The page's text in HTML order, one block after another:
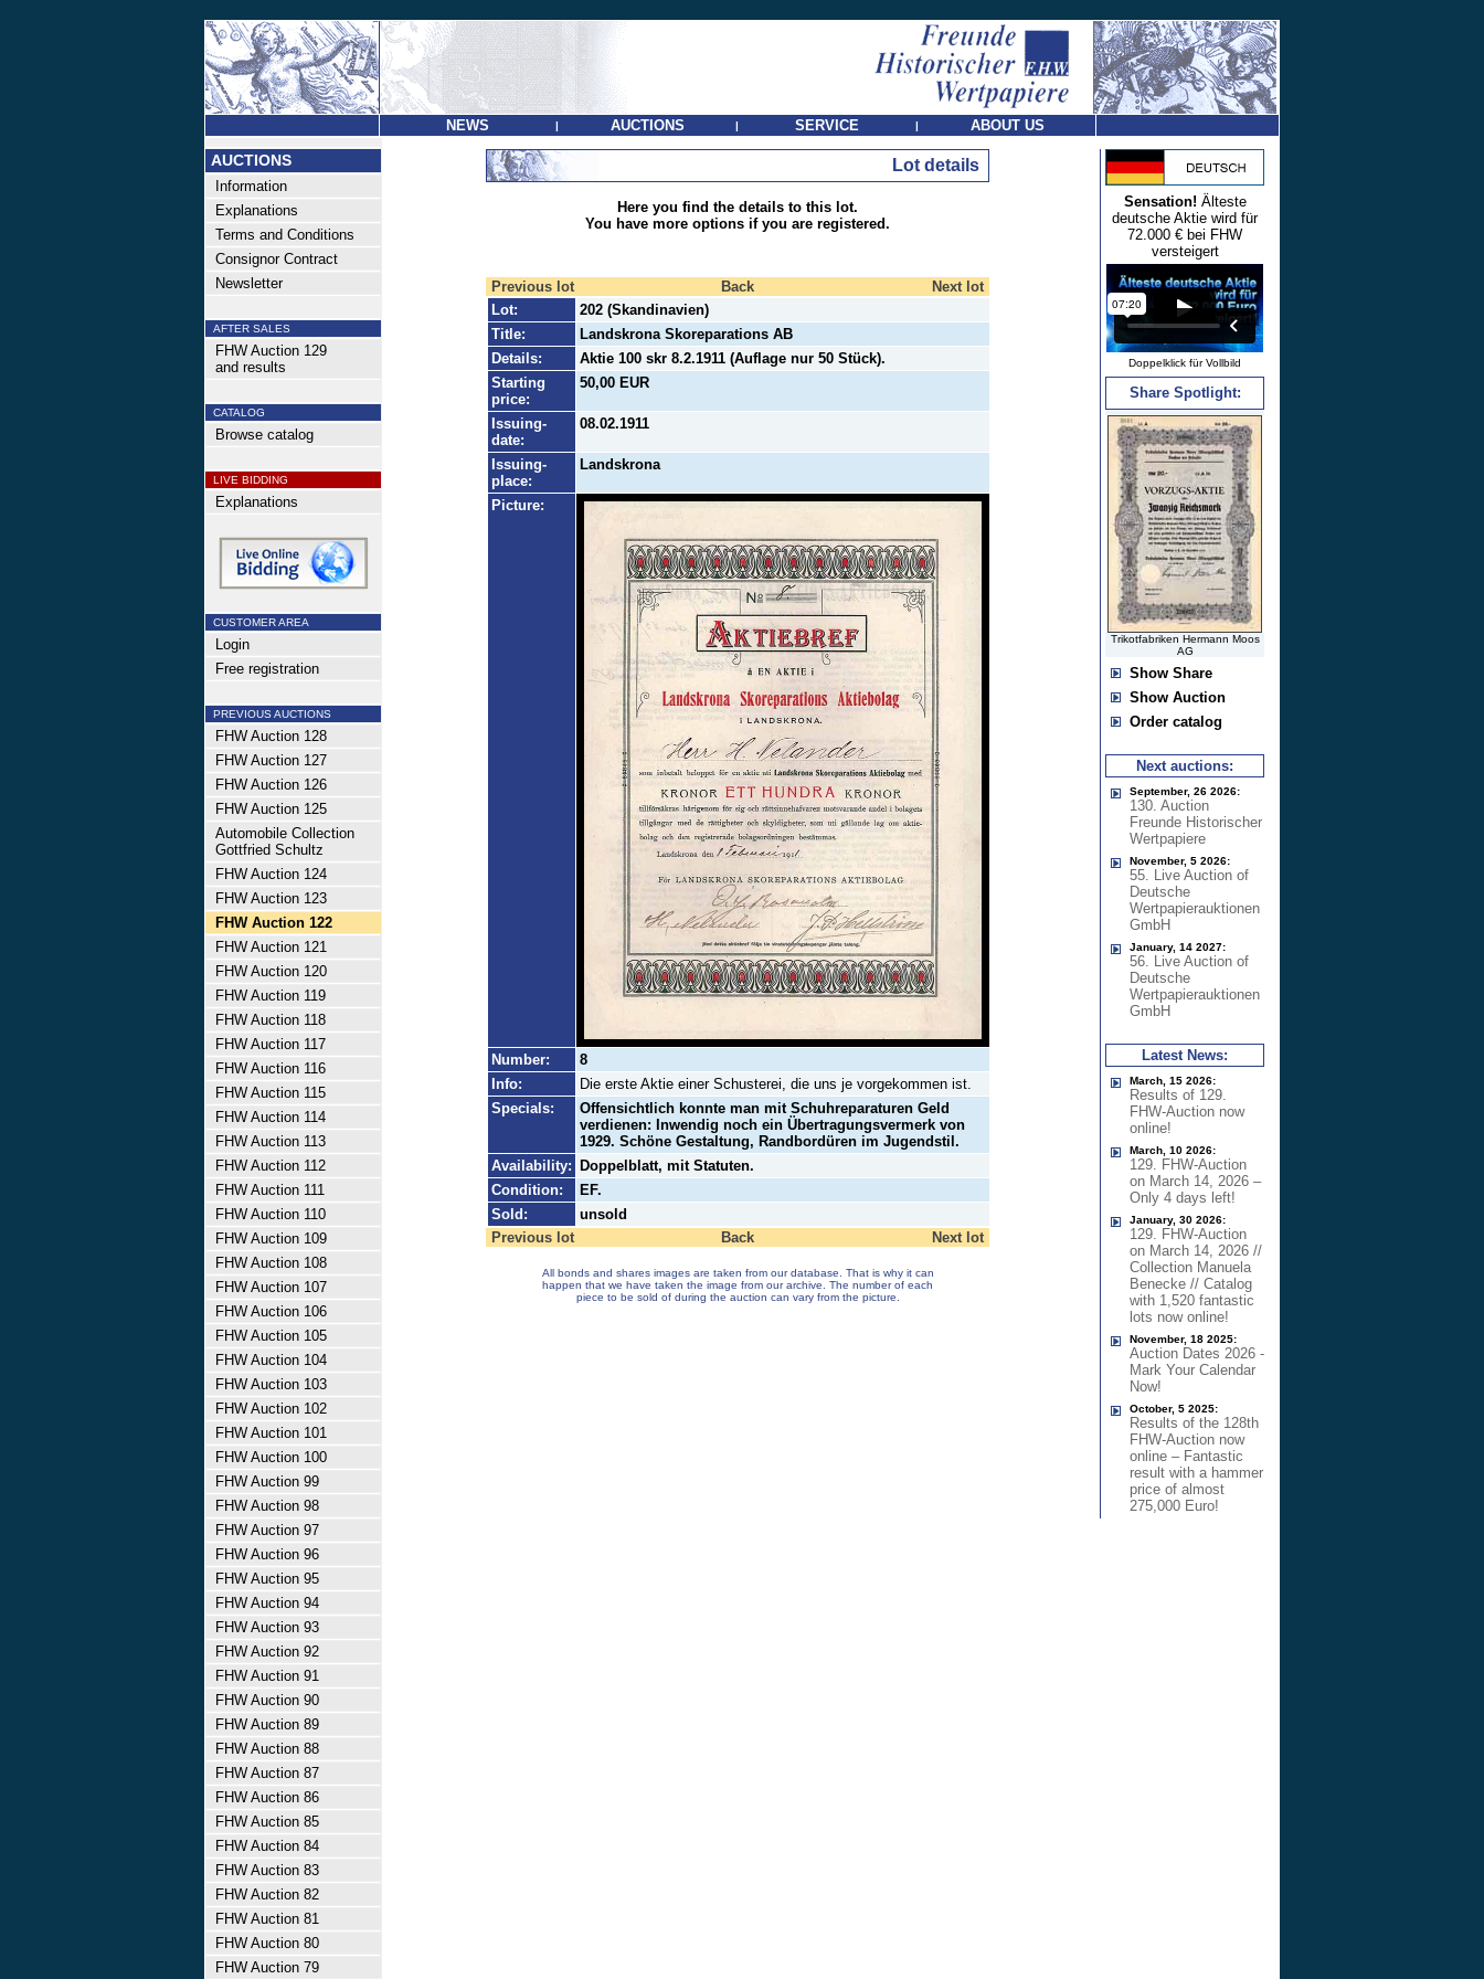
NEWS | AUCTIONS | SERVICE | ABOUT US
AUCTIONS
Information
Explanations
Terms and Conditions
Consignor Contract
Newsletter
AFTER SALES
FHW Auction 129
and results
CATALOG
Browse catalog
LIVE BIDDING
Explanations
CUSTOMER AREA
Login
Free registration
PREVIOUS AUCTIONS
FHW Auction 128
FHW Auction 127
FHW Auction 126
FHW Auction 125
Automobile Collection
Gottfried Schultz
FHW Auction 124
FHW Auction 123
FHW Auction 122
FHW Auction 121
FHW Auction 120
FHW Auction 119
FHW Auction 118
FHW Auction 117
FHW Auction 116
FHW Auction 115
FHW Auction 114
FHW Auction 113
FHW Auction 112
FHW Auction 111
FHW Auction 110
FHW Auction 109
FHW Auction 108
FHW Auction 107
FHW Auction 106
FHW Auction 105
FHW Auction 104
FHW Auction 103
FHW Auction 102
FHW Auction 101
FHW Auction 100
FHW Auction 99
FHW Auction 98
FHW Auction 97
FHW Auction 96
FHW Auction 95
FHW Auction 94
FHW Auction 93
FHW Auction 92
FHW Auction 91
FHW Auction 90
FHW Auction 89
FHW Auction 88
FHW Auction 87
FHW Auction 86
FHW Auction 85
FHW Auction 84
FHW Auction 83
FHW Auction 82
FHW Auction 81
FHW Auction 80
FHW Auction 79
Lot details
Here you find the details to this lot.
You have more options if you are registered.
Previous lot Back
Next lot
Lot:
202 (Skandinavien)
Title:
Landskrona Skoreparations AB
Details:
Aktie 100 skr 8.2.1911 (Auflage nur 50 Stück).
Starting
price:
50,00 EUR
Issuing-
date:
08.02.1911
Issuing-
place:
Landskrona
Picture:
Number:
8
Info:
Die erste Aktie einer Schusterei, die uns je vorgekommen ist.
Specials:
Offensichtlich konnte man mit Schuhreparaturen Geld
verdienen: Inwendig noch ein Übertragungsvermerk von
1929. Schöne Gestaltung, Randbordüren im Jugendstil.
Availability:
Doppelblatt, mit Statuten.
Condition:
EF.
Sold:
unsold
Previous lot
Back Next lot
All bonds and shares images are taken from our database. That is why it can
happen that we have taken the image from our archive. The number of each
piece to be sold of during the auction can vary from the picture.
Sensation! Älteste
deutsche Aktie wird für
72.000 € bei FHW
versteigert
Doppelklick für Vollbild
Share Spotlight:
Trikotfabriken Hermann Moos
AG
Show Share
Show Auction
Order catalog
Next auctions:
September, 26 2026:
130. Auction
Freunde Historischer
Wertpapiere
November, 5 2026:
55. Live Auction of
Deutsche
Wertpapierauktionen
GmbH
January, 14 2027:
56. Live Auction of
Deutsche
Wertpapierauktionen
GmbH
Latest News:
March, 15 2026:
Results of 129.
FHW-Auction now
online!
March, 10 2026:
129. FHW-Auction
on March 14, 2026 –
Only 4 days left!
January, 30 2026:
129. FHW-Auction
on March 14, 2026 //
Collection Manuela
Benecke // Catalog
with 1,520 fantastic
lots now online!
November, 18 2025:
Auction Dates 2026 -
Mark Your Calendar
Now!
October, 5 2025:
Results of the 128th
FHW-Auction now
online – Fantastic
result with a hammer
price of almost
275,000 Euro!